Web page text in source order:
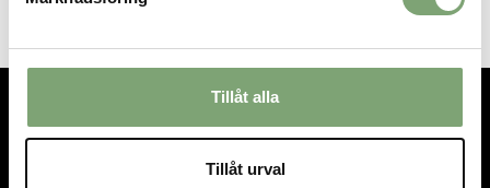
Tillåt alla
Tillåt urval
TEL.08-592 512 13
INFO@SIGTUNASPORT.SE